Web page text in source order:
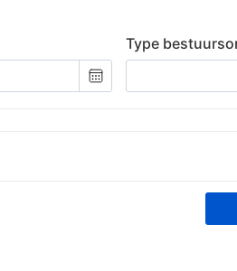
Kies
een
datum
Type